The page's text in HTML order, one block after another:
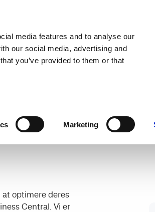
media features and to analyse our
our social media, advertising and
you’ve provided to them or that
Marketing
Pricing Why
optimere deres
Central. Vi er